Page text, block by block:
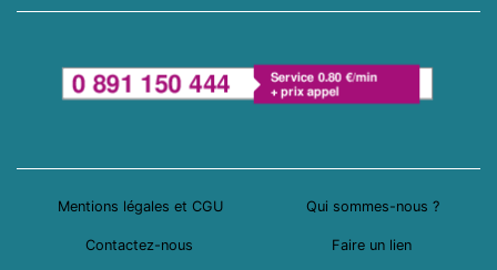
Mentions légales et CGU Qui sommes-nous ?
Contactez-nous Faire un lien